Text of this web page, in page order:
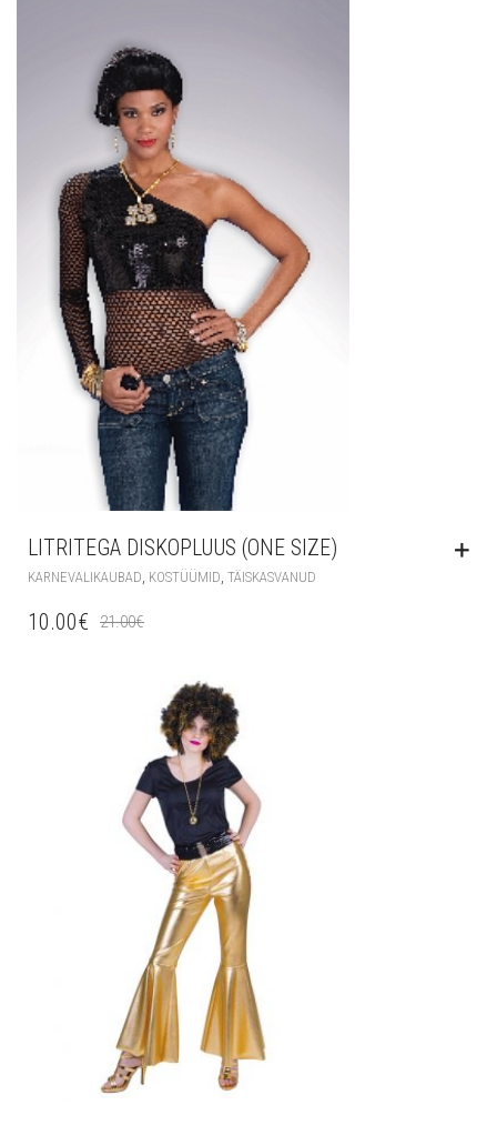
LITRITEGA DISKOPLUUS (ONE SIZE)
KARNEVALIKAUBAD, KOSTÜÜMID, TÄISKASVANUD
21.00€
10.00€